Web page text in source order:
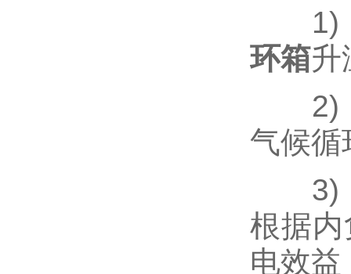
1) 加
环箱升
2) 加
气候循
3) 温
根据
电效